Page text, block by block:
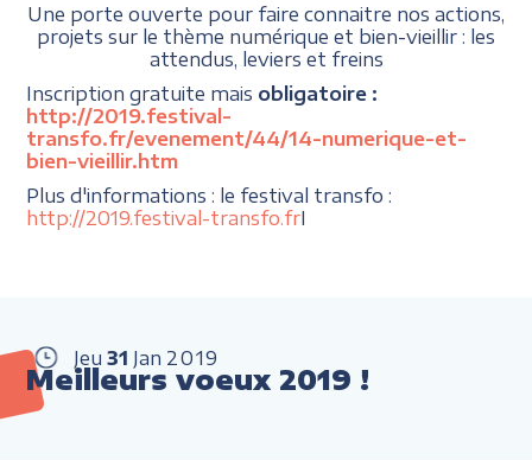
Une porte ouverte pour faire connaitre nos actions,
projets sur le thème numérique et bien-vieillir : les
attendus, leviers et freins
Inscription gratuite mais obligatoire :
http://2019.festival-
transfo.fr/evenement/44/14-numerique-et-
bien-vieillir.htm
Plus d'informations : le festival transfo :
http://2019.festival-transfo.frI
Jeu 31 Jan 2019
Meilleurs voeux 2019 !